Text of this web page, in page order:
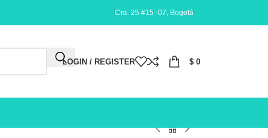
Cra. 25 #15 -07, Bogotá
LOGIN / REGISTER $ 0